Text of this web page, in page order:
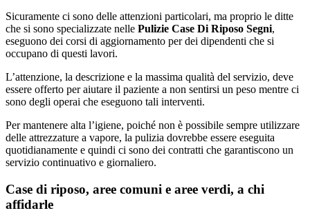
Sicuramente ci sono delle attenzioni particolari, ma proprio le ditte
che si sono specializzate nelle Pulizie Case Di Riposo Segni,
eseguono dei corsi di aggiornamento per dei dipendenti che si
occupano di questi lavori.
L’attenzione, la descrizione e la massima qualità del servizio, deve
essere offerto per aiutare il paziente a non sentirsi un peso mentre ci
sono degli operai che eseguono tali interventi.
Per mantenere alta l’igiene, poiché non è possibile sempre utilizzare
delle attrezzature a vapore, la pulizia dovrebbe essere eseguita
quotidianamente e quindi ci sono dei contratti che garantiscono un
servizio continuativo e giornaliero.
Case di riposo, aree comuni e aree verdi, a chi
affidarle